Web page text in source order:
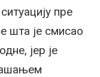
пре
шта је смисао
јер је